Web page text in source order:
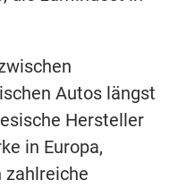
Autos längst
Hersteller
in Europa,
zahlreiche